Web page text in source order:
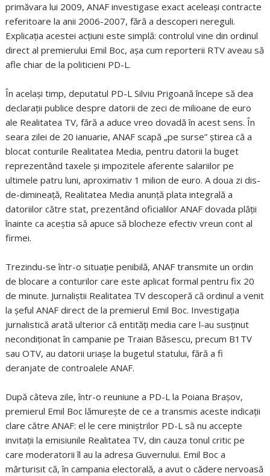
primăvara lui 2009, ANAF investigase exact aceleaşi contracte
referitoare la anii 2006-2007, fără a descoperi nereguli.
Explicaţia acestei acţiuni este simplă: controlul vine din ordinul
direct al premierului Emil Boc, aşa cum reporterii RTV aveau să
afle chiar de la politicieni PD-L.
În acelaşi timp, deputatul PD-L Silviu Prigoană începe să dea
declaraţii publice despre datorii de zeci de milioane de euro
ale Realitatea TV, fără a aduce vreo dovadă în acest sens. În
seara zilei de 20 ianuarie, ANAF scapă „pe surse” ştirea că a
blocat conturile Realitatea Media, pentru datorii la buget
reprezentând taxele şi impozitele aferente salariilor pe
ultimele patru luni, aproximativ 1 milion de euro. A doua zi dis-
de-dimineaţă, Realitatea Media anunţă plata integrală a
datoriilor către stat, prezentând oficialilor ANAF dovada plăţii
înainte ca aceştia să apuce să blocheze efectiv vreun cont al
firmei.
Trezindu-se într-o situaţie penibilă, ANAF transmite un ordin
de blocare a conturilor care este aplicat formal pentru fix 20
de minute. Jurnaliştii Realitatea TV descoperă că ordinul a venit
la şeful ANAF direct de la premierul Emil Boc. Investigaţia
jurnalistică arată ulterior că entităţi media care l-au susţinut
necondiţionat în campanie pe Traian Băsescu, precum B1TV
sau OTV, au datorii uriaşe la bugetul statului, fără a fi
deranjate de controalele ANAF.
După câteva zile, într-o reuniune a PD-L la Poiana Braşov,
premierul Emil Boc lămureşte de ce a transmis aceste indicaţii
clare către ANAF: el le cere miniştrilor PD-L să nu accepte
invitaţii la emisiunile Realitatea TV, din cauza tonul critic pe
care moderatorii îl au la adresa Guvernului. Emil Boc a
mărturisit că, în campania electorală, a avut o cădere nervoasă